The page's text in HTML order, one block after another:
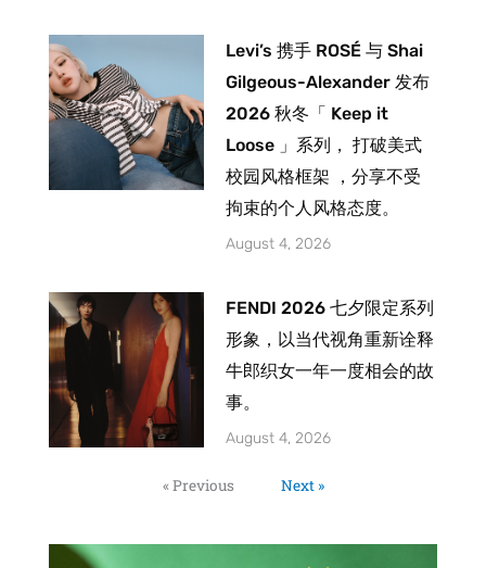
Levi’s 携手 ROSÉ 与 Shai
Gilgeous-Alexander 发布
2026 秋冬「 Keep it
Loose 」系列， 打破美式
校园风格框架 ，分享不受
拘束的个人风格态度。
August 4, 2026
FENDI 2026 七夕限定系列
形象，以当代视角重新诠释
牛郎织女一年一度相会的故
事。
August 4, 2026
« Previous Next »